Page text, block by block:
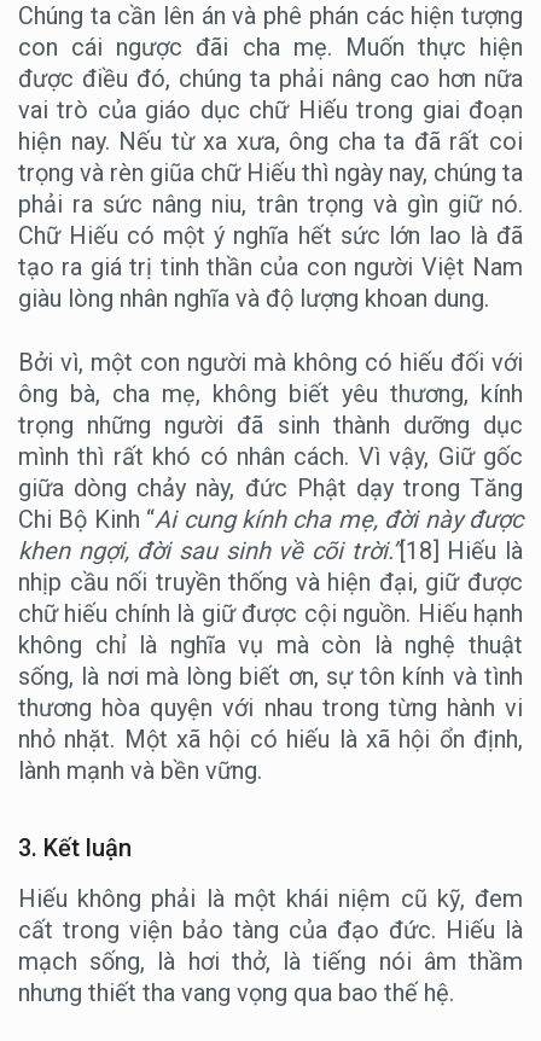
Chúng ta cần lên án và phê phán các hiện tượng
con cái ngược đãi cha mẹ. Muốn thực hiện
được điều đó, chúng ta phải nâng cao hơn nữa
vai trò của giáo dục chữ Hiếu trong giai đoạn
hiện nay. Nếu từ xa xưa, ông cha ta đã rất coi
trọng và rèn giũa chữ Hiếu thì ngày nay, chúng ta
phải ra sức nâng niu, trân trọng và gìn giữ nó.
Chữ Hiếu có một ý nghĩa hết sức lớn lao là đã
tạo ra giá trị tinh thần của con người Việt Nam
giàu lòng nhân nghĩa và độ lượng khoan dung.
Bởi vì, một con người mà không có hiếu đối với
ông bà, cha mẹ, không biết yêu thương, kính
trọng những người đã sinh thành dưỡng dục
mình thì rất khó có nhân cách. Vì vậy, Giữ gốc
giữa dòng chảy này, đức Phật dạy trong Tăng
Chi Bộ Kinh “Ai cung kính cha mẹ, đời này được
khen ngợi, đời sau sinh về cõi trời.”[18] Hiếu là
nhịp cầu nối truyền thống và hiện đại, giữ được
chữ hiếu chính là giữ được cội nguồn. Hiếu hạnh
không chỉ là nghĩa vụ mà còn là nghệ thuật
sống, là nơi mà lòng biết ơn, sự tôn kính và tình
thương hòa quyện với nhau trong từng hành vi
nhỏ nhặt. Một xã hội có hiếu là xã hội ổn định,
lành mạnh và bền vững.
3. Kết luận
Hiếu không phải là một khái niệm cũ kỹ, đem
cất trong viện bảo tàng của đạo đức. Hiếu là
mạch sống, là hơi thở, là tiếng nói âm thầm
nhưng thiết tha vang vọng qua bao thế hệ.